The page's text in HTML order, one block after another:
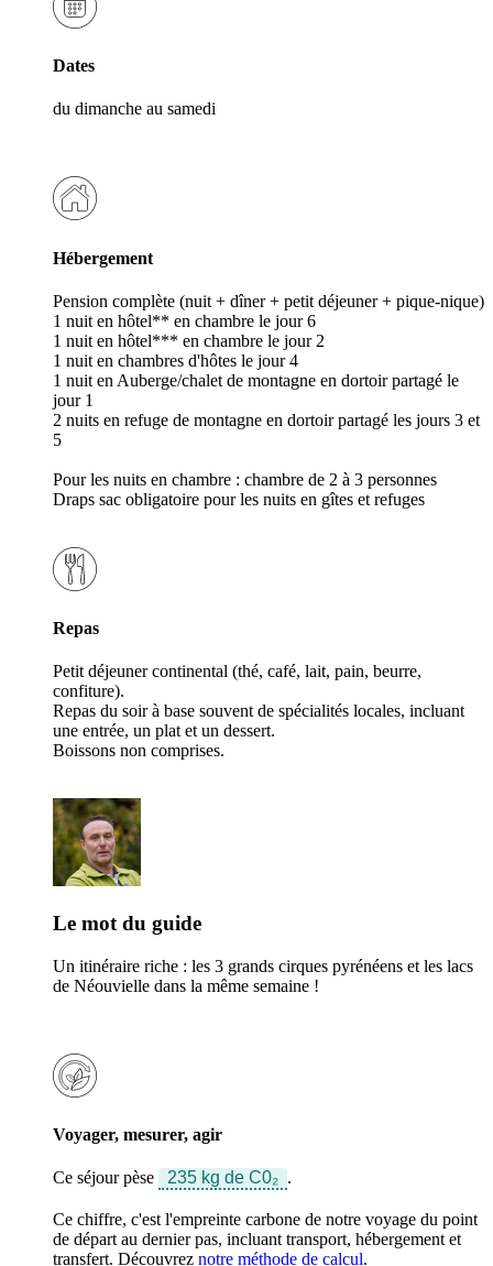
Dates
du dimanche au samedi
Hébergement
Pension complète (nuit + dîner + petit déjeuner + pique-nique)
1 nuit en hôtel** en chambre le jour 6
1 nuit en hôtel*** en chambre le jour 2
1 nuit en chambres d'hôtes le jour 4
1 nuit en Auberge/chalet de montagne en dortoir partagé le
jour 1
2 nuits en refuge de montagne en dortoir partagé les jours 3 et
5
Pour les nuits en chambre : chambre de 2 à 3 personnes
Draps sac obligatoire pour les nuits en gîtes et refuges
Repas
Petit déjeuner continental (thé, café, lait, pain, beurre,
confiture).
Repas du soir à base souvent de spécialités locales, incluant
une entrée, un plat et un dessert.
Boissons non comprises.
Le mot du guide
Un itinéraire riche : les 3 grands cirques pyrénéens et les lacs
de Néouvielle dans la même semaine !
Voyager, mesurer, agir
Ce séjour pèse 235 kg de C0₂ .
Ce chiffre, c'est l'empreinte carbone de notre voyage du point
de départ au dernier pas, incluant transport, hébergement et
transfert. Découvrez notre méthode de calcul.